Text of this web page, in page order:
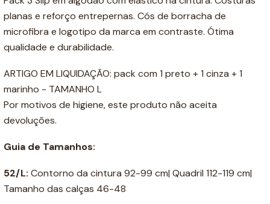
planas e reforço entrepernas. Cós de borracha de
microfibra e logotipo da marca em contraste. Ótima
qualidade e durabilidade.
ARTIGO EM LIQUIDAÇÃO: pack com 1 preto + 1 cinza + 1
marinho - TAMANHO L
Por motivos de higiene, este produto não aceita
devoluções.
Guia de Tamanhos:
52/L: Contorno da cintura 92-99 cm| Quadril 112-119 cm|
Tamanho das calças 46-48